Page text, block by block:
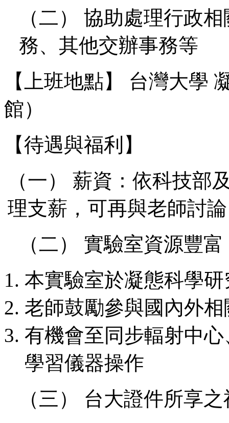
（二） 協助處理行政
務、其他交辦事務等
【上班地點】 台灣大學
館）
【待遇與福利】
（一） 薪資：依科技部
理支薪，可再與老師討論
（二） 實驗室資源豐富
本實驗室於凝態科學
老師鼓勵參與國內外
有機會至同步輻射中
學習儀器操作
（三） 台大證件所享